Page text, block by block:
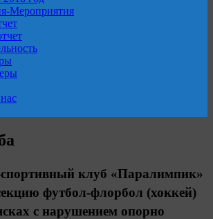
Мероприятия
клуб «Паралимпик»
футбол-флорбол (хоккей)
с нарушением опорно